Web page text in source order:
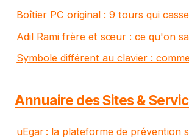
Boîtier PC original : 9 tours qui
Adil Rami frère et sœur : ce qu'on
Symbole différent au clavier :
Annuaire des Sites &
uEgar : la plateforme de prévention